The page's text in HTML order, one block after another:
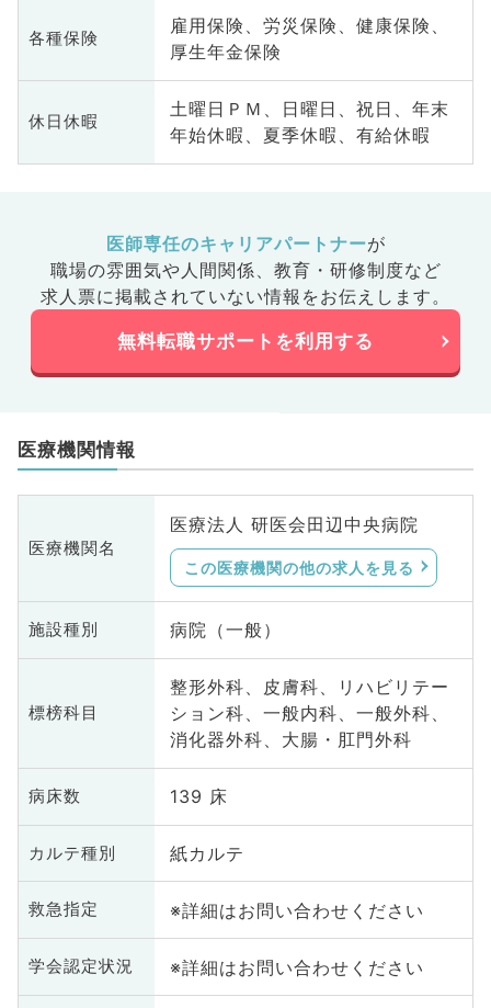
各種保険
雇用保険、労災保険、健康保険、
厚生年金保険
休日休暇
土曜日ＰＭ、日曜日、祝日、年末
年始休暇、夏季休暇、有給休暇
医師専任のキャリアパートナーが
職場の雰囲気や人間関係、 教育・研修制度など
求人票に掲載されていない情報をお伝えします。
無料転職サポートを利用する
医療機関情報
医療機関名
医療法人 研医会田辺中央病院
この医療機関の他の求人を見る
施設種別 病院（一般）
標榜科目
整形外科、皮膚科、リハビリテー
ション科、一般内科、一般外科、
消化器外科、大腸・肛門外科
病床数 139 床
カルテ種別 紙カルテ
救急指定 ※詳細はお問い合わせください
学会認定状況 ※詳細はお問い合わせください